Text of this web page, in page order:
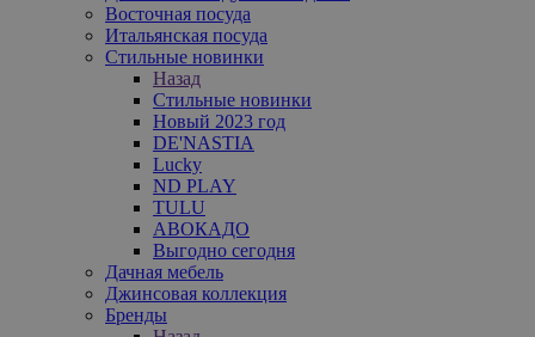
Восточная посуда
Итальянская посуда
Стильные новинки
Назад
Стильные новинки
Новый 2023 год
DE'NASTIA
Lucky
ND PLAY
TULU
АВОКАДО
Выгодно сегодня
Дачная мебель
Джинсовая коллекция
Бренды